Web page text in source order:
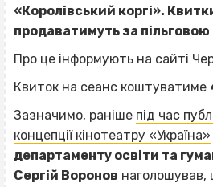
«Королівський коргі».
продаватимуть за пільговою
Про це інформують на сайті
Квиток на сеанс коштуватиме
Зазначимо, раніше під час
концепції кінотеатру «Україна»
департаменту освіти та
Сергій Воронов наголошував,